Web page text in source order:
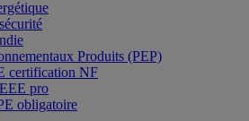
Produits (PEP)
certification NF
pro
obligatoire